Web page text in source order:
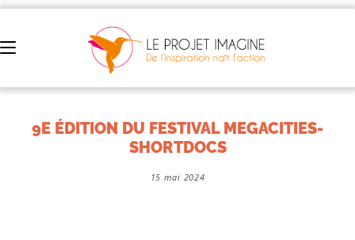
9E ÉDITION DU FESTIVAL MEGACITIES-
SHORTDOCS
15 mai 2024